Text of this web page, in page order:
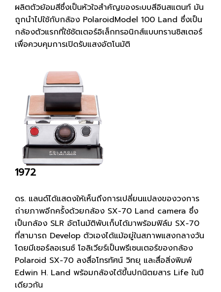
ผลิตตัวย้อมสีซึ่งเป็นหัวใจสำคัญของระบบสีอินสแตนท์ มัน
ถูกนำไปใช้กับกล้อง PolaroidModel 100 Land ซึ่งเป็น
กล้องตัวแรกที่ใช้ชัตเตอร์อิเล็กทรอนิกส์แบบทรานซิสเตอร์
เพื่อควบคุมการเปิดรับแสงอัตโนมัติ
1972
ดร. แลนด์ได้แสดงให้เห็นถึงการเปลี่ยนแปลงของวงการ
ถ่ายภาพอีกครั้งด้วยกล้อง SX-70 Land camera ซึ่ง
เป็นกล้อง SLR อัตโนมัติพับเก็บได้มาพร้อมฟิล์ม SX-70
ที่สามารถ Develop ตัวเองได้แม้อยู่ในสภาพแสงกลางวัน
โดยมีเซอร์ลอเรนซ์ โอลิเวียร์เป็นพรีเซนเตอร์ของกล้อง
Polaroid SX-70 ลงสื่อโทรทัศน์ วิทยุ และสื่อสิ่งพิมพ์
Edwin H. Land พร้อมกล้องได้ขึ้นปกนิตยสาร Life ในปี
เดียวกัน